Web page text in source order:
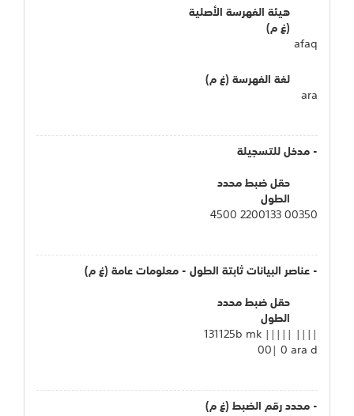
هيئة الفهرسة الأصلية
(غ م)
afaq
لغة الفهرسة (غ م)
ara
- مدخل للتسجيلة
حقل ضبط محدد
الطول
00350 2200133 4500
- عناصر البيانات ثابتة الطول - معلومات عامة (غ م)
حقل ضبط محدد
الطول
131125b mk ||||| ||||
00| 0 ara d
- محدد رقم الضبط (غ م)